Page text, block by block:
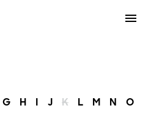
G H I J K L M N O